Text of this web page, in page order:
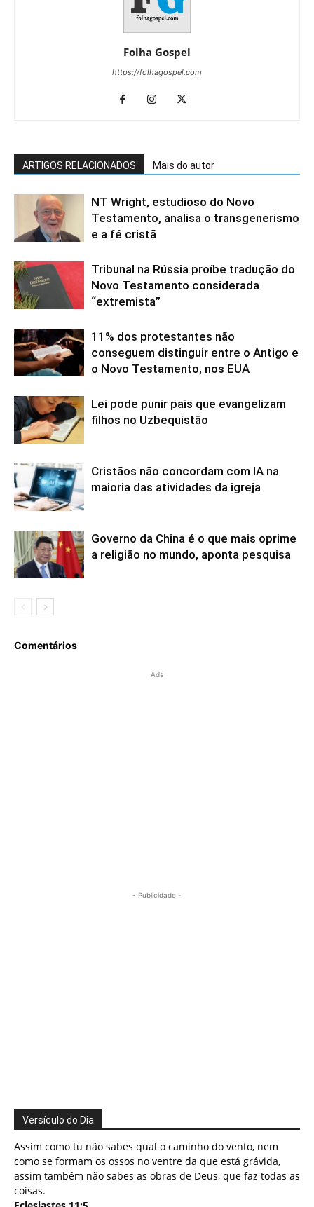
Folha Gospel
https://folhagospel.com
ARTIGOS RELACIONADOS Mais do autor
NT Wright, estudioso do Novo
Testamento, analisa o transgenerismo
e a fé cristã
Tribunal na Rússia proíbe tradução do
Novo Testamento considerada
“extremista”
11% dos protestantes não
conseguem distinguir entre o Antigo e
o Novo Testamento, nos EUA
Lei pode punir pais que evangelizam
filhos no Uzbequistão
Cristãos não concordam com IA na
maioria das atividades da igreja
Governo da China é o que mais oprime
a religião no mundo, aponta pesquisa
Comentários
Ads
- Publicidade -
Versículo do Dia
Assim como tu não sabes qual o caminho do vento, nem
como se formam os ossos no ventre da que está grávida,
assim também não sabes as obras de Deus, que faz todas as
coisas.